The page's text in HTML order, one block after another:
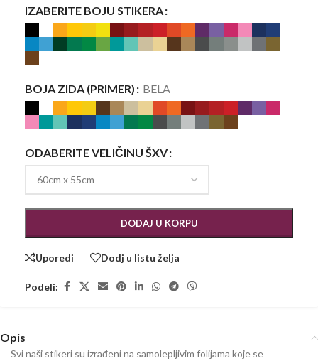
IZABERITE BOJU STIKERA
BOJA ZIDA (PRIMER) BELA
ODABERITE VELIČINU ŠXV
DODAJ U KORPU
Uporedi Dodj u listu želja
Podeli:
Opis
Svi naši stikeri su izrađeni na samolepljivim folijama koje se